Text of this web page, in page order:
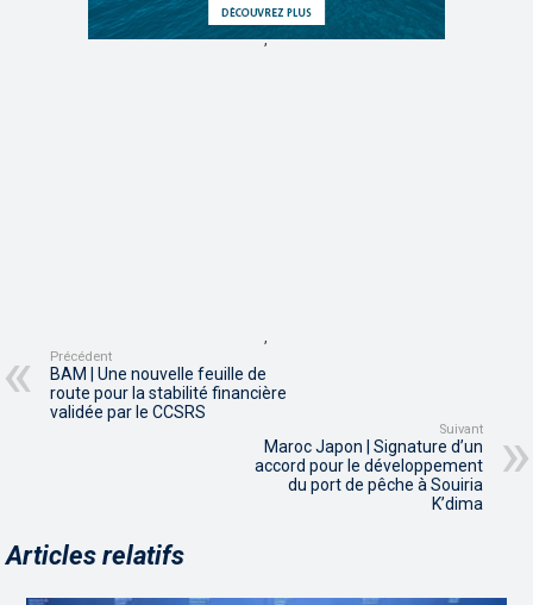
,
,
Précédent
BAM | Une nouvelle feuille de
route pour la stabilité financière
validée par le CCSRS
Suivant
Maroc Japon | Signature d’un
accord pour le développement
du port de pêche à Souiria
K’dima
Articles relatifs